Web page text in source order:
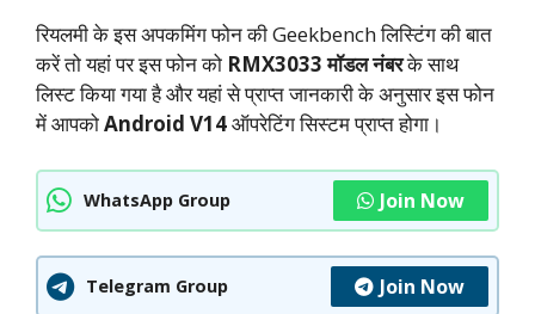
रियलमी के इस अपकमिंग फोन की Geekbench लिस्टिंग की बात
करें तो यहां पर इस फोन को RMX3033 मॉडल नंबरके साथ
लिस्ट किया गया है और यहां से प्राप्त जानकारी के अनुसार इस फोन
में आपकोAndroid V14ऑपरेटिंग सिस्टम प्राप्त होगा।
WhatsApp Group Join Now
Telegram Group Join Now